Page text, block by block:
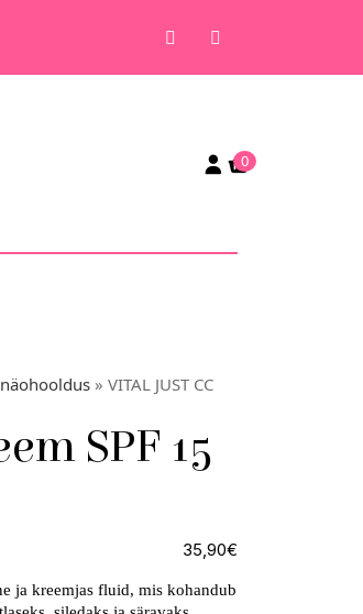
0
näohooldus » VITAL JUST CC
SPF 15
€
35,90
ja kreemjas fluid, mis kohandub